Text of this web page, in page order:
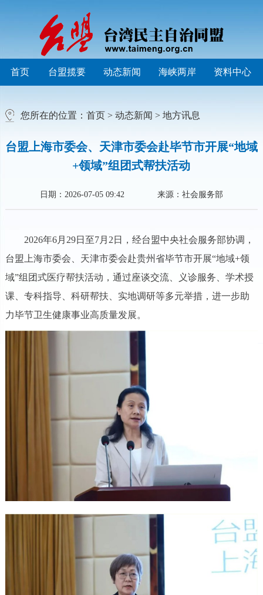
首页 台盟揽要 动态新闻 海峡两岸 资料中心
您所在的位置： 首页> 动态新闻 > 地方讯息
台盟上海市委会、天津市委会赴毕节市开展“地域
+领域”组团式帮扶活动
日期：2026-07-05 09:42 来源：社会服务部
2026年6月29日至7月2日，经台盟中央社会服务部协调，
台盟上海市委会、天津市委会赴贵州省毕节市开展“地域+领
域”组团式医疗帮扶活动，通过座谈交流、义诊服务、学术授
课、专科指导、科研帮扶、实地调研等多元举措，进一步助
力毕节卫生健康事业高质量发展。